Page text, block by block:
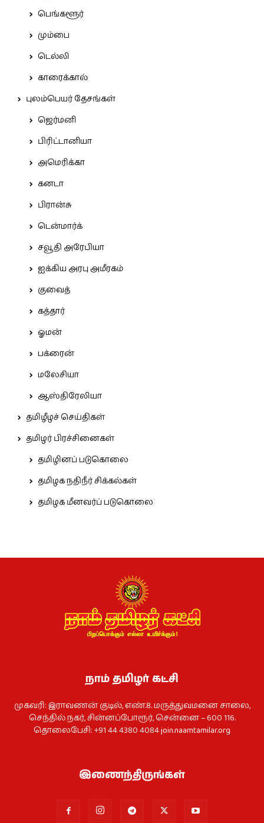
பெங்களூர்
மும்பை
டெல்லி
காரைக்கால்
புலம்பெயர் தேசங்கள்
ஜெர்மனி
பிரிட்டானியா
அமெரிக்கா
கனடா
பிரான்சு
டென்மார்க்
சவூதி அரேபியா
ஐக்கிய அரபு அமீரகம்
குவைத்
கத்தார்
ஓமன்
பக்ரைன்
மலேசியா
ஆஸ்திரேலியா
தமிழீழச் செய்திகள்
தமிழர் பிரச்சினைகள்
தமிழினப் படுகொலை
தமிழக நதிநீர் சிக்கல்கள்
தமிழக மீனவர்ப் படுகொலை
நாம் தமிழர் கட்சி
முகவரி: இராவணன் குடில், எண்.8. மருத்துவமனை சாலை,
செந்தில் நகர், சின்னப்போரூர், சென்னை – 600 116.
தொலைபேசி: +91 44 4380 4084join.naamtamilar.org
இணைந்திருங்கள்